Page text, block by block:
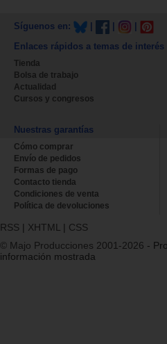
Síguenos en:
Enlaces rápidos a temas de interés
Tienda
Bolsa de trabajo
Actualidad
Cursos y congresos
Nuestras garantías
Cómo comprar
Envío de pedidos
Formas de pago
Contacto tienda
Condiciones de venta
Política de devoluciones
RSS | XHTML | CSS
© Majo Producciones 2001-2026 -
información mostrada